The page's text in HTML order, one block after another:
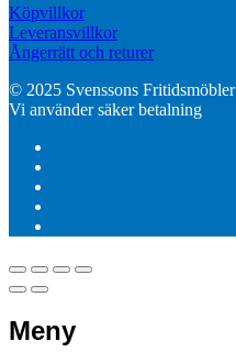
Köpvillkor
Leveransvillkor
Ångerrätt och returer
© 2025 Svenssons Fritidsmöbler
Vi använder säker betalning
Meny